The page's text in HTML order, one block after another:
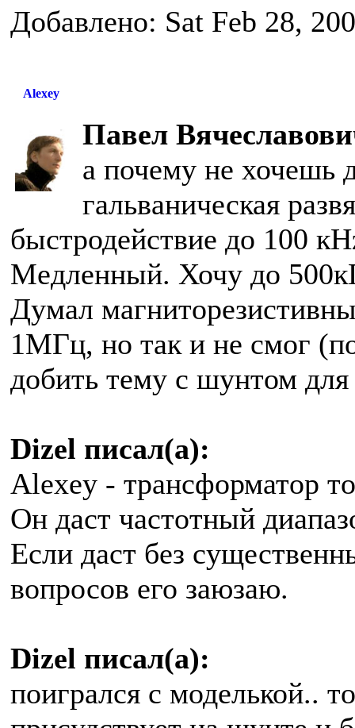
Добавлено: Sat Feb 28,
Alexey
Павел
а почему не хочешь
гальваническая
быстродействие до 100
Медленный. Хочу до
Думал
1МГц, но так и не смог
добить тему с шунтом для
Dizel писал(а):
Alexey - трансформатор
Он даст частотный
Если даст без
вопросов его заюзаю.
Dizel писал(а):
поигрался с моделькой..